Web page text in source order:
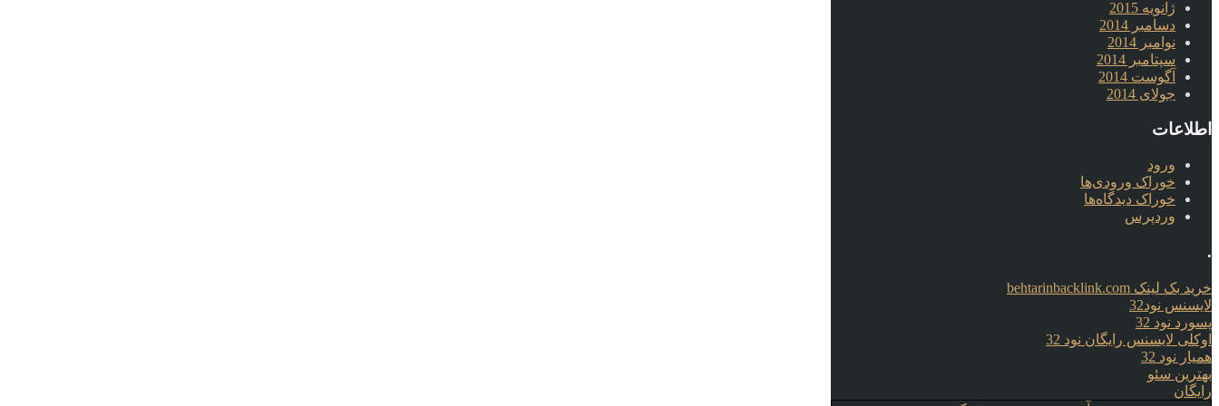
ژانویه 2015
دسامبر 2014
نوامبر 2014
سپتامبر 2014
آگوست 2014
جولای 2014
اطلاعات
ورود
خوراک ورودی‌ها
خوراک دیدگاه‌ها
وردپرس
.
خرید بک لینک behtarinbacklink.com
لایسنس نود32
پسورد نود 32
اوکلی لایسنس رایگان نود 32
همیار نود 32
بهترین سئو
رایگان